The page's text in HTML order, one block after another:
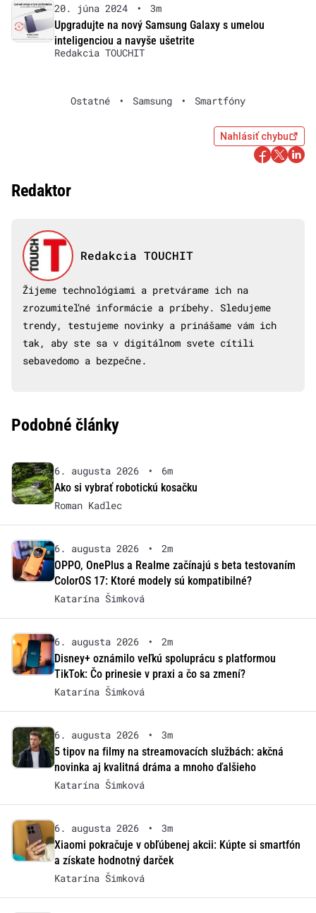
20. júna 2024 •
3m
Upgradujte na nový Samsung Galaxy s umelou
inteligenciou a navyše ušetrite
Redakcia TOUCHIT
Ostatné • Samsung • Smartfóny
Nahlásiť chybu
Redaktor
Redakcia TOUCHIT
Žijeme technológiami a pretvárame ich na
zrozumiteľné informácie a príbehy. Sledujeme
trendy, testujeme novinky a prinášame vám ich
tak, aby ste sa v digitálnom svete cítili
sebavedomo a bezpečne.
Podobné články
6. augusta 2026 •
6m
Ako si vybrať robotickú kosačku
Roman Kadlec
6. augusta 2026 •
2m
OPPO, OnePlus a Realme začínajú s beta testovaním
ColorOS 17: Ktoré modely sú kompatibilné?
Katarína Šimková
6. augusta 2026 •
2m
Disney+ oznámilo veľkú spoluprácu s platformou
TikTok: Čo prinesie v praxi a čo sa zmení?
Katarína Šimková
6. augusta 2026 •
3m
5 tipov na filmy na streamovacích službách: akčná
novinka aj kvalitná dráma a mnoho ďalšieho
Katarína Šimková
6. augusta 2026 •
3m
Xiaomi pokračuje v obľúbenej akcii: Kúpte si smartfón
a získate hodnotný darček
Katarína Šimková